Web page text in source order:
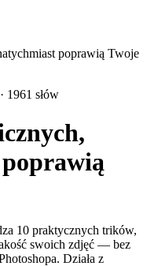
poprawią Twoje
· 1961 słów
10 praktycznych trików,
swoich zdjęć — bez
Działa z